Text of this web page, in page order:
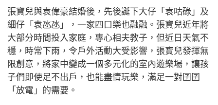
張寶兒與袁偉豪結婚後，先後誕下大仔「袁咕碌」及
細仔「袁氹氹」，一家四口樂也融融。張寶兒近年將
大部分時間投入家庭，專心相夫教子，但近日天氣不
穩，時常下雨，令戶外活動大受影響，張寶兒發揮無
限創意，將家中變成一個多元化的室內遊樂場，讓孩
子們即使足不出戶，也能盡情玩樂，滿足一對囝囝
「放電」的需要。